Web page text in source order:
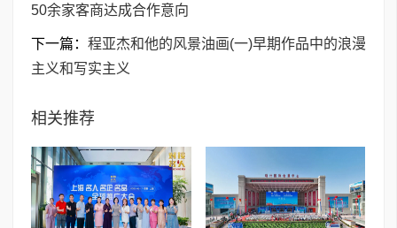
50余家客商达成合作意向
下一篇： 程亚杰和他的风景油画(一)早期作品中的浪漫
主义和写实主义
相关推荐